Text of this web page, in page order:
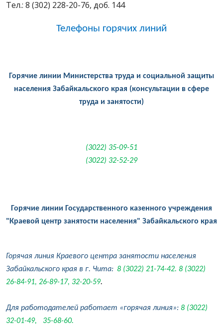
Тел.: 8 (302) 228-20-76, доб. 144
Телефоны горячих линий
Горячие линии Министерства труда и социальной защиты
населения Забайкальского края (консультации в сфере
труда и занятости)
(3022) 35-09-51
(3022) 32-52-29
Горячие линии Государственного казенного учреждения
"Краевой центр занятости населения" Забайкальского края
Горячая линия Краевого центра занятости населения
Забайкальского края в г. Чита: 8 (3022) 21-74-42. 8 (3022)
26-84-91, 26-89-17, 32-20-59.
Для работодателей работает «горячая линия»: 8 (3022)
32-01-49, 35-68-60.